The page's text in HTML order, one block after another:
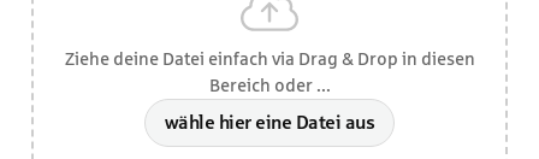
Jahr,
Monat,
Tag
oder
Stunde
dazu
Ziehe deine Datei einfach via Drag & Drop in diesen
Bereich oder ...
wähle hier eine Datei aus